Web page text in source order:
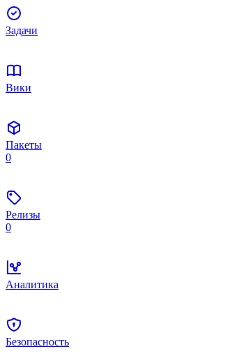
Задачи
Вики
Пакеты
0
Релизы
0
Аналитика
Безопасность